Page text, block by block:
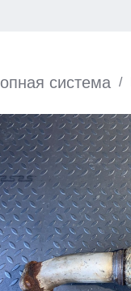
система /